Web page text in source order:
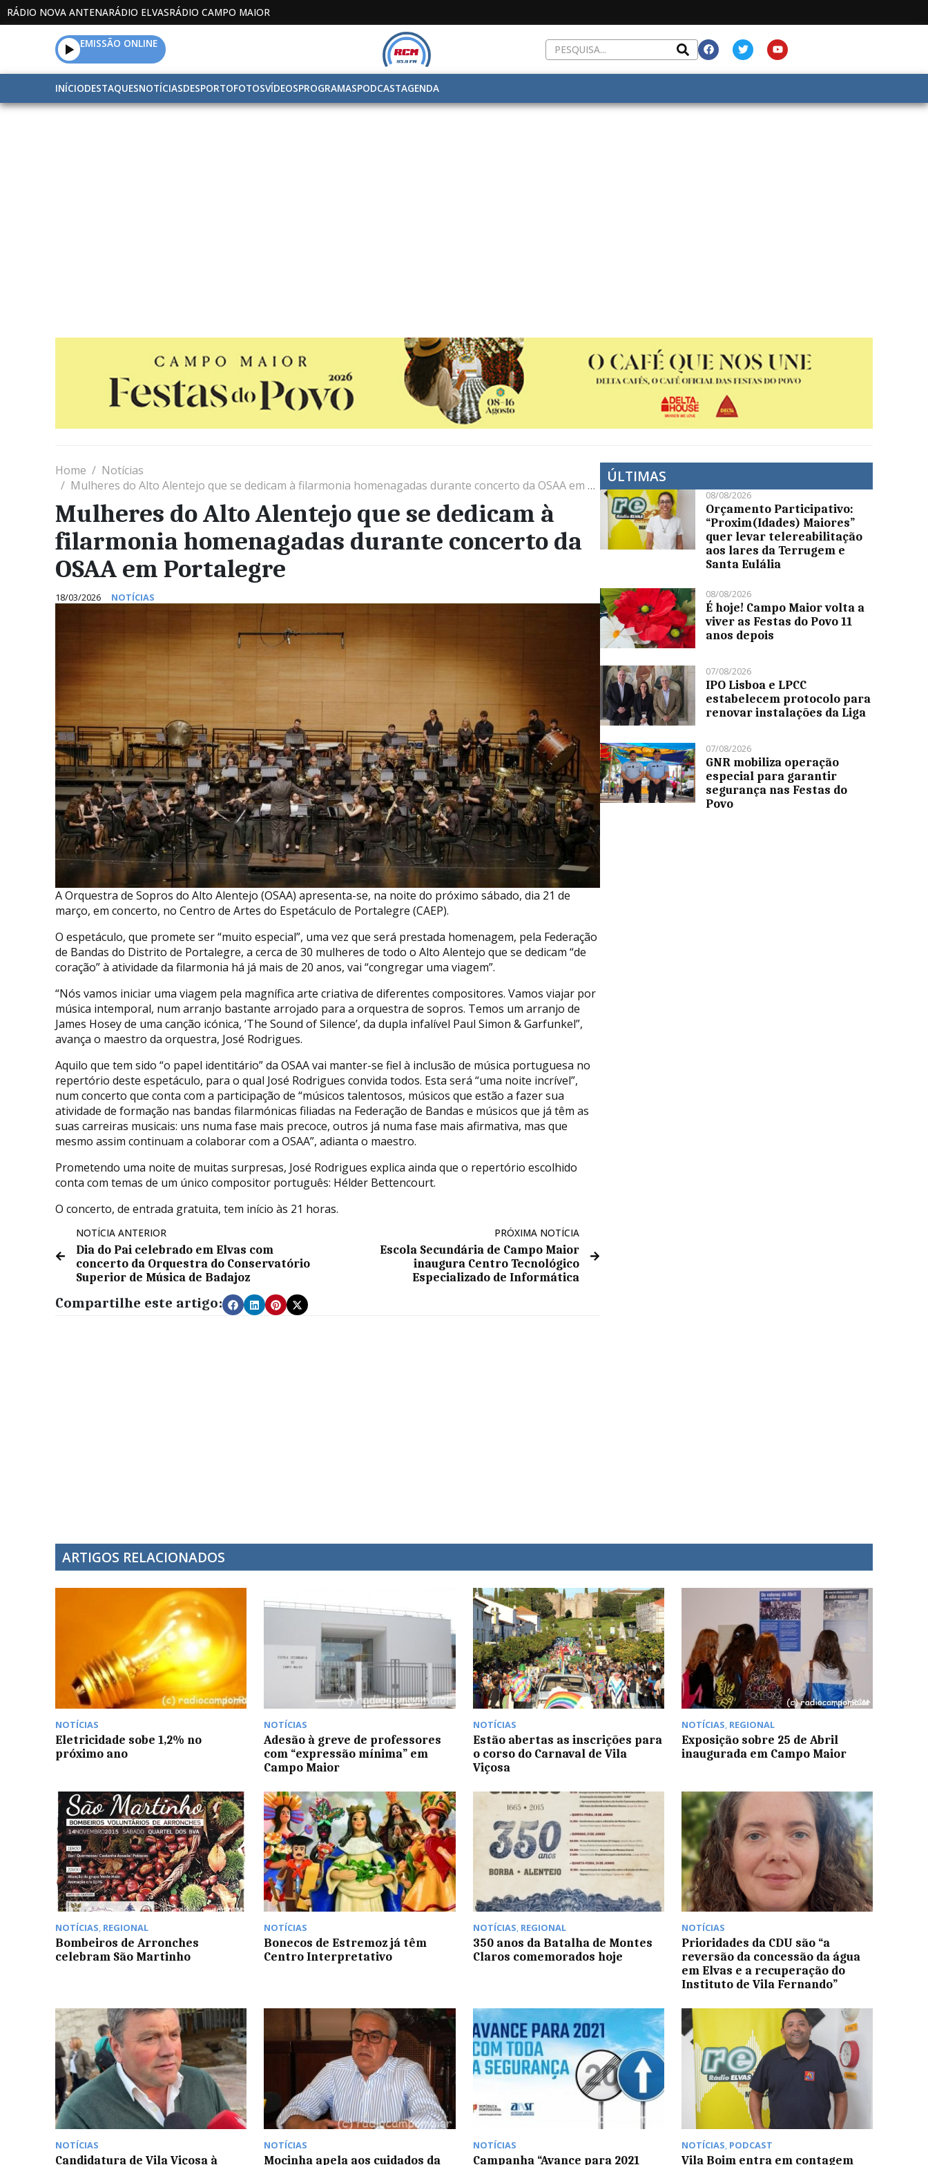
RÁDIO NOVA ANTENARÁDIO ELVASRÁDIO CAMPO MAIOR
EMISSÃO ONLINE
INÍCIODESTAQUESNOTÍCIASDESPORTOFOTOSVÍDEOSPROGRAMASPODCASTAGENDA
Home
Notícias
Mulheres do Alto Alentejo que se dedicam à filarmonia homenagadas durante concerto da OSAA em Portalegre
Mulheres do Alto Alentejo que se dedicam à
filarmonia homenagadas durante concerto da
OSAA em Portalegre
18/03/2026 NOTÍCIAS
A Orquestra de Sopros do Alto Alentejo (OSAA) apresenta-se, na noite do próximo sábado, dia 21 de
março, em concerto, no Centro de Artes do Espetáculo de Portalegre (CAEP).
O espetáculo, que promete ser “muito especial”, uma vez que será prestada homenagem, pela Federação
de Bandas do Distrito de Portalegre, a cerca de 30 mulheres de todo o Alto Alentejo que se dedicam “de
coração” à atividade da filarmonia há já mais de 20 anos, vai “congregar uma viagem”.
“Nós vamos iniciar uma viagem pela magnífica arte criativa de diferentes compositores. Vamos viajar por
música intemporal, num arranjo bastante arrojado para a orquestra de sopros. Temos um arranjo de
James Hosey de uma canção icónica, ‘The Sound of Silence’, da dupla infalível Paul Simon & Garfunkel”,
avança o maestro da orquestra, José Rodrigues.
Aquilo que tem sido “o papel identitário” da OSAA vai manter-se fiel à inclusão de música portuguesa no
repertório deste espetáculo, para o qual José Rodrigues convida todos. Esta será “uma noite incrível”,
num concerto que conta com a participação de “músicos talentosos, músicos que estão a fazer sua
atividade de formação nas bandas filarmónicas filiadas na Federação de Bandas e músicos que já têm as
suas carreiras musicais: uns numa fase mais precoce, outros já numa fase mais afirmativa, mas que
mesmo assim continuam a colaborar com a OSAA”, adianta o maestro.
Prometendo uma noite de muitas surpresas, José Rodrigues explica ainda que o repertório escolhido
conta com temas de um único compositor português: Hélder Bettencourt.
O concerto, de entrada gratuita, tem início às 21 horas.
NOTÍCIA ANTERIOR
Dia do Pai celebrado em Elvas com
concerto da Orquestra do Conservatório
Superior de Música de Badajoz
PRÓXIMA NOTÍCIA
Escola Secundária de Campo Maior
inaugura Centro Tecnológico
Especializado de Informática
Compartilhe este artigo:
ÚLTIMAS
08/08/2026
Orçamento Participativo:
“Proxim(Idades) Maiores”
quer levar telereabilitação
aos lares da Terrugem e
Santa Eulália
08/08/2026
É hoje! Campo Maior volta a
viver as Festas do Povo 11
anos depois
07/08/2026
IPO Lisboa e LPCC
estabelecem protocolo para
renovar instalações da Liga
07/08/2026
GNR mobiliza operação
especial para garantir
segurança nas Festas do
Povo
ARTIGOS RELACIONADOS
NOTÍCIAS
Eletricidade sobe 1,2% no
próximo ano
NOTÍCIAS
Adesão à greve de professores
com “expressão mínima” em
Campo Maior
NOTÍCIAS
Estão abertas as inscrições para
o corso do Carnaval de Vila
Viçosa
NOTÍCIAS, REGIONAL
Exposição sobre 25 de Abril
inaugurada em Campo Maior
NOTÍCIAS, REGIONAL
Bombeiros de Arronches
celebram São Martinho
NOTÍCIAS
Bonecos de Estremoz já têm
Centro Interpretativo
NOTÍCIAS, REGIONAL
350 anos da Batalha de Montes
Claros comemorados hoje
NOTÍCIAS
Prioridades da CDU são “a
reversão da concessão da água
em Elvas e a recuperação do
Instituto de Vila Fernando”
NOTÍCIAS
Candidatura de Vila Viçosa à
NOTÍCIAS
Mocinha apela aos cuidados da
NOTÍCIAS
Campanha “Avance para 2021
NOTÍCIAS, PODCAST
Vila Boim entra em contagem